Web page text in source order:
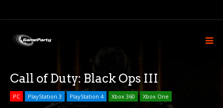
Call of Duty: Black Ops III
PC PlayStation 3 PlayStation 4 Xbox 360 Xbox One